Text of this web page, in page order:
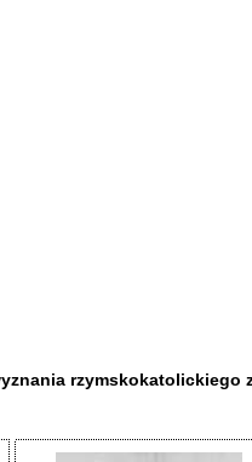
rzymskokatolickiego